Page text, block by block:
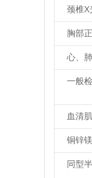
颈椎X
胸部
心、
一般
血清
铜锌
同型